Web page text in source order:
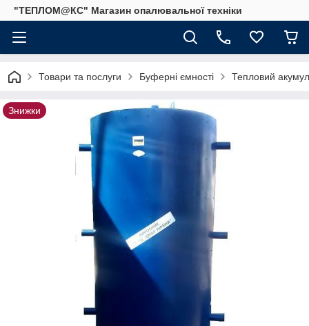
"ТЕПЛОМ@КС" Магазин опалювальної техніки
Товари та послуги Буферні ємності Тепловий
Знижки